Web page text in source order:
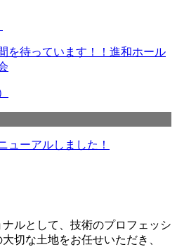
を待っています！！進和ホール
ューアルしました！
ルとして、技術のプロフェッシ
切な土地をお任せいただき、